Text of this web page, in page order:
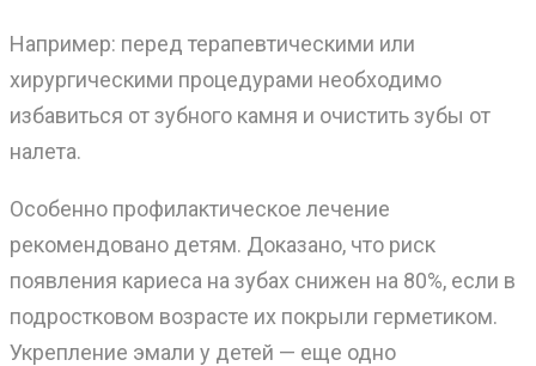
Например: перед терапевтическими или
хирургическими процедурами необходимо
избавиться от зубного камня и очистить зубы от
налета.
Особенно профилактическое лечение
рекомендовано детям. Доказано, что риск
появления кариеса на зубах снижен на 80%, если в
подростковом возрасте их покрыли герметиком.
Укрепление эмали у детей — еще одно